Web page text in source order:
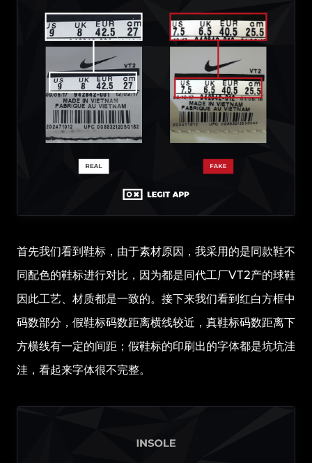
首先我们看到鞋标，由于素材原因，我采用的是同款鞋不
同配色的鞋标进行对比，因为都是同代工厂VT2产的球鞋
因此工艺、材质都是一致的。接下来我们看到红白方框中
码数部分，假鞋标码数距离横线较近，真鞋标码数距离下
方横线有一定的间距；假鞋标的印刷出的字体都是坑坑洼
洼，看起来字体很不完整。